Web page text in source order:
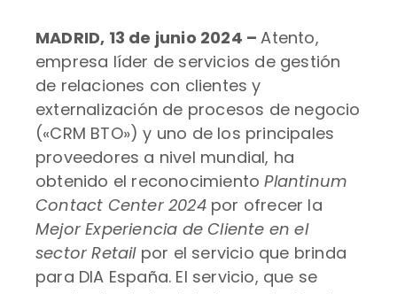
MADRID, 13 de junio 2024 –Atento,
empresa líder de servicios de gestión
de relaciones con clientes y
externalización de procesos de negocio
(«CRM BTO») y uno de los principales
proveedores a nivel mundial, ha
obtenido el reconocimientoPlantinum
Contact Center 2024 por ofrecer la
Mejor Experiencia de Cliente en el
sector Retailpor el servicio que brinda
para DIA España. El servicio, que se